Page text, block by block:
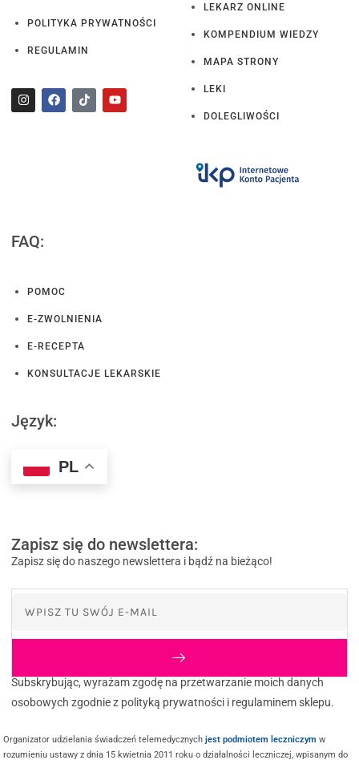
POLITYKA PRYWATNOŚCI
REGULAMIN
LEKARZ ONLINE
KOMPENDIUM WIEDZY
MAPA STRONY
LEKI
DOLEGLIWOŚCI
FAQ:
POMOC
E-ZWOLNIENIA
E-RECEPTA
KONSULTACJE LEKARSKIE
Język:
PL
Zapisz się do newslettera:
Zapisz się do naszego newslettera i bądź na bieżąco!
Subskrybując, wyrażam zgodę na przetwarzanie moich danych
osobowych zgodnie z polityką prywatności i regulaminem sklepu.
Organizator udzielania świadczeń telemedycznychjest podmiotem leczniczym w
rozumieniu ustawy z dnia 15 kwietnia 2011 roku o działalności leczniczej, wpisanym do